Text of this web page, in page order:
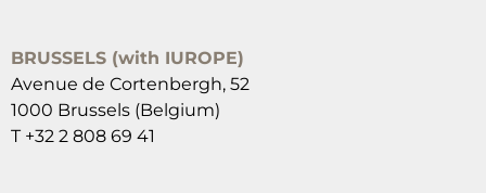
BRUSSELS (with IUROPE)
Avenue de Cortenbergh, 52
1000 Brussels (Belgium)
T +32 2 808 69 41